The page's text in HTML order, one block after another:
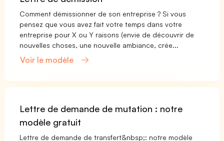
Comment démissionner de son entreprise ? Si vous
pensez que vous avez fait votre temps dans votre
entreprise pour X ou Y raisons (envie de découvrir de
nouvelles choses, une nouvelle ambiance, crée...
Voir le modèle
Lettre de demande de mutation : notre
modèle gratuit
Lettre de demande de transfert&nbsp;: notre modèle